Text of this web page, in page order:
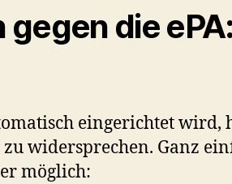
die
eingerichtet wird,
zu widersprechen. Ganz
möglich: